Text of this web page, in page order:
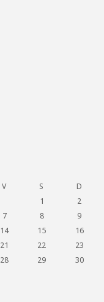
V S
D
1
2
7 8
9
14 15
16
21 22
23
28 29
30